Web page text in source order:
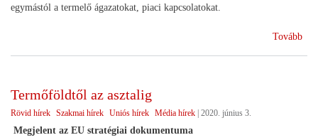
egymástól a termelő ágazatokat, piaci kapcsolatokat.
Tovább
Termőföldtől az asztalig
Rövid hírek Szakmai hírek Uniós hírek Média hírek 2020. június 3.
Megjelent az EU stratégiai dokumentuma